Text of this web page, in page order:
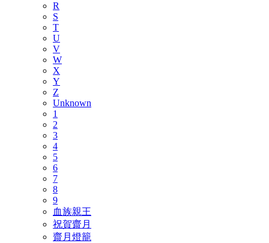
R
S
T
U
V
W
X
Y
Z
Unknown
1
2
3
4
5
6
7
8
9
血族親王
祝賀齋月
齋月燈籠